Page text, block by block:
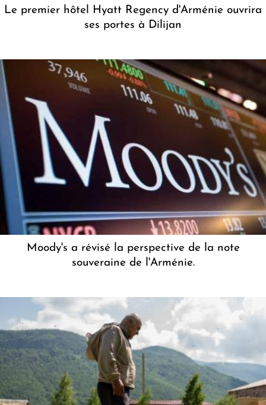
Le premier hôtel Hyatt Regency d'Arménie ouvrira
ses portes à Dilijan
Moody's a révisé la perspective de la note
souveraine de l'Arménie.